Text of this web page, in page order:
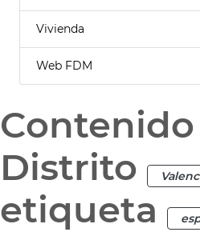
Vivienda
Web FDM
Distrito
etiqueta